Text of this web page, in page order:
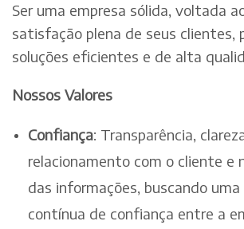
Ser uma empresa sólida, voltada
satisfação plena de seus clientes,
soluções eficientes e de alta
Nossos Valores
Confiança: Transparência,
relacionamento com o cliente e
das informações, buscando uma
contínua de confiança entre a